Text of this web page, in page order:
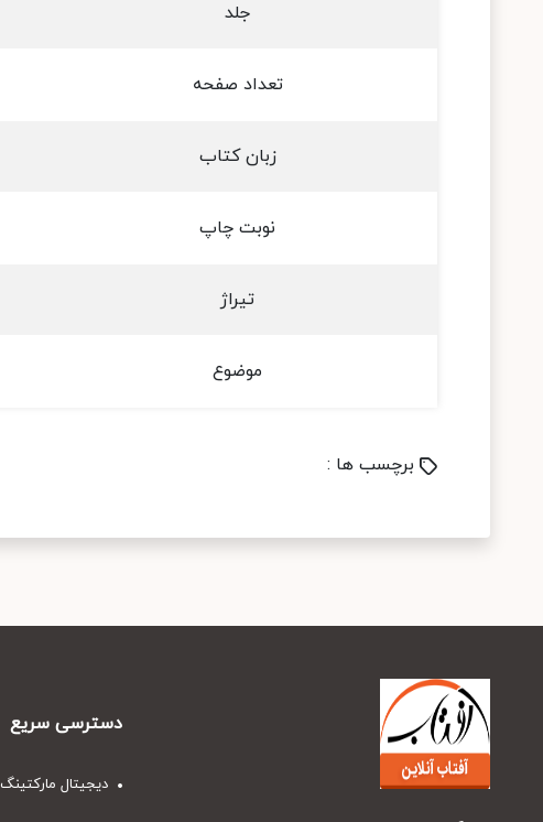
جلد
تعداد صفحه
زبان کتاب
نوبت چاپ
تیراژ
موضوع
برچسب ها :
دسترسی سریع
دیجیتال مارکتینگ